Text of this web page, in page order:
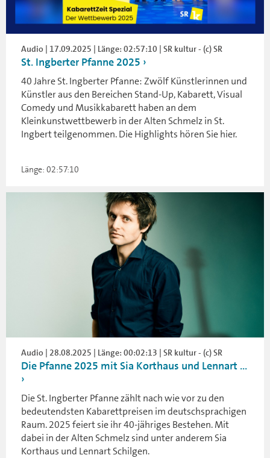
Audio | 17.09.2025 | Länge: 02:57:10 | SR kultur - (c) SR
St. Ingberter Pfanne 2025
40 Jahre St. Ingberter Pfanne: Zwölf Künstlerinnen und
Künstler aus den Bereichen Stand-Up, Kabarett, Visual
Comedy und Musikkabarett haben an dem
Kleinkunstwettbewerb in der Alten Schmelz in St.
Ingbert teilgenommen. Die Highlights hören Sie hier.
Länge: 02:57:10
Audio | 28.08.2025 | Länge: 00:02:13 | SR kultur - (c) SR
Die Pfanne 2025 mit Sia Korthaus und Lennart ...
Die St. Ingberter Pfanne zählt nach wie vor zu den
bedeutendsten Kabarettpreisen im deutschsprachigen
Raum. 2025 feiert sie ihr 40-jähriges Bestehen. Mit
dabei in der Alten Schmelz sind unter anderem Sia
Korthaus und Lennart Schilgen.